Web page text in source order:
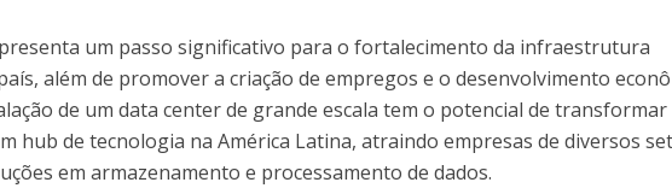
um passo significativo para o fortalecimento da infraestrutura
além de promover a criação de empregos e o desenvolvimento
de um data center de grande escala tem o potencial de transformar
hub de tecnologia na América Latina, atraindo empresas de diversos
em armazenamento e processamento de dados.